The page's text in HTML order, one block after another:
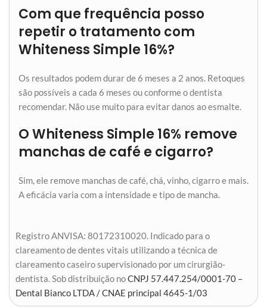
Com que frequência posso
repetir o tratamento com
Whiteness Simple 16%?
Os resultados podem durar de 6 meses a 2 anos. Retoques
são possíveis a cada 6 meses ou conforme o dentista
recomendar. Não use muito para evitar danos ao esmalte.
O Whiteness Simple 16% remove
manchas de café e cigarro?
Sim, ele remove manchas de café, chá, vinho, cigarro e mais.
A eficácia varia com a intensidade e tipo de mancha.
Registro ANVISA: 80172310020. Indicado para o
clareamento de dentes vitais utilizando a técnica de
clareamento caseiro supervisionado por um cirurgião-
dentista. Sob distribuição noCNPJ 57.447.254/0001-70 –
Dental Bianco LTDA / CNAE principal 4645-1/03